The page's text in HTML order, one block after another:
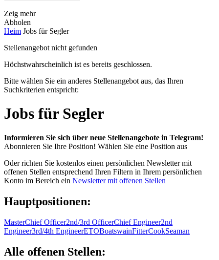
Zeig mehr
Abholen
Heim Jobs für Segler
Stellenangebot nicht gefunden
Höchstwahrscheinlich ist es bereits geschlossen.
Bitte wählen Sie ein anderes Stellenangebot aus, das Ihren
Suchkriterien entspricht:
Jobs für Segler
Informieren Sie sich über neue Stellenangebote in Telegram!
Abonnieren Sie Ihre Position! Wählen Sie eine Position aus
Oder richten Sie kostenlos einen persönlichen Newsletter mit
offenen Stellen entsprechend Ihren Filtern in Ihrem persönlichen
Konto im Bereich ein Newsletter mit offenen Stellen
Hauptpositionen:
MasterChief Officer2nd/3rd OfficerChief Engineer2nd
Engineer3rd/4th EngineerETOBoatswainFitterCookSeaman
Alle offenen Stellen: